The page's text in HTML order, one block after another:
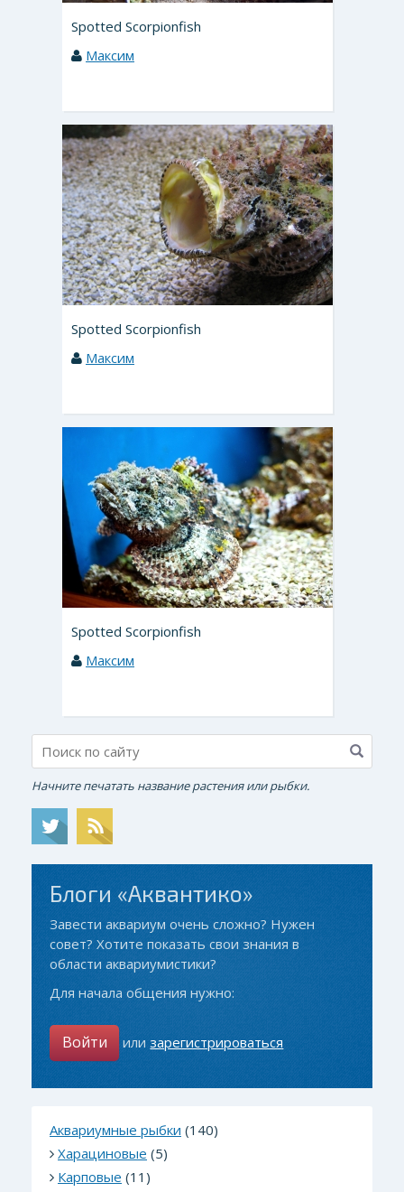
Spotted Scorpionfish
Максим
Spotted Scorpionfish
Максим
Spotted Scorpionfish
Максим
Начните печатать название растения или рыбки.
Блоги «Аквантико»
Завести аквариум очень сложно? Нужен
совет? Хотите показать свои знания в
области аквариумистики?
Для начала общения нужно:
Войти илизарегистрироваться
Аквариумные рыбки (140)
Харациновые (5)
Карповые (11)